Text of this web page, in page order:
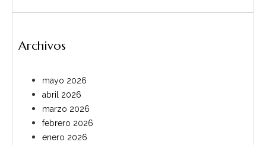
Archivos
mayo 2026
abril 2026
marzo 2026
febrero 2026
enero 2026